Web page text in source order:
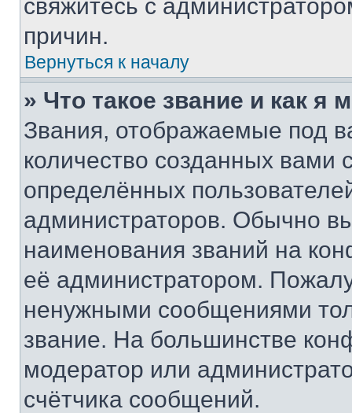
свяжитесь с
причин.
Вернуться к началу
» Что такое звание и как я
Звания, отображаемые под
количество созданных
определённых
администраторов. Обычно
наименования званий на
её администратором.
ненужными сообщениями
звание. На большинстве
модератор или
счётчика сообщений.